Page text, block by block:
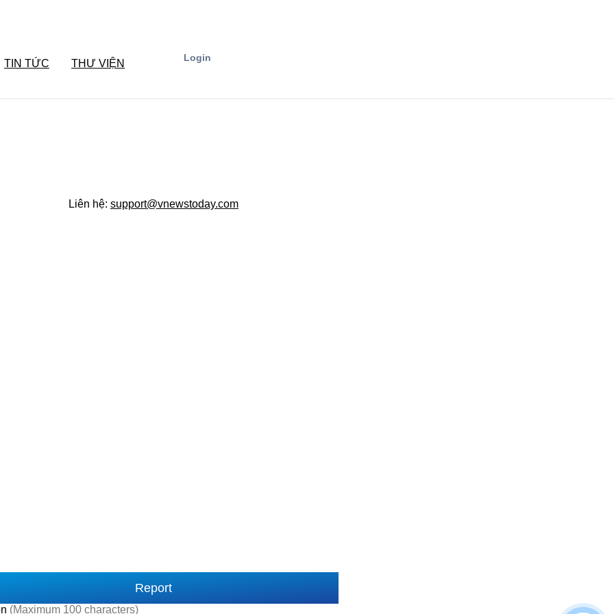
TIN TỨC THƯ VIỆN Login
Liên hệ: support@vnewstoday.com
Report
(Maximum 100 characters)